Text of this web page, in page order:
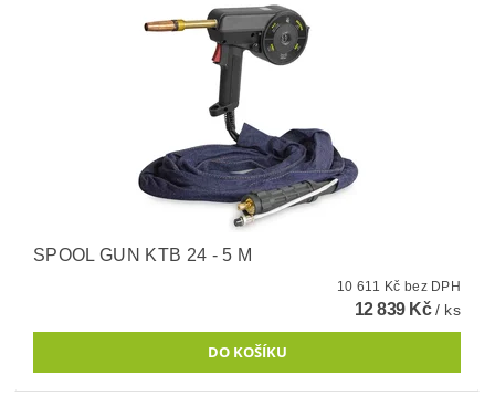
SPOOL GUN KTB 24 - 5 M
10 611 Kč bez DPH
12 839 Kč/ ks